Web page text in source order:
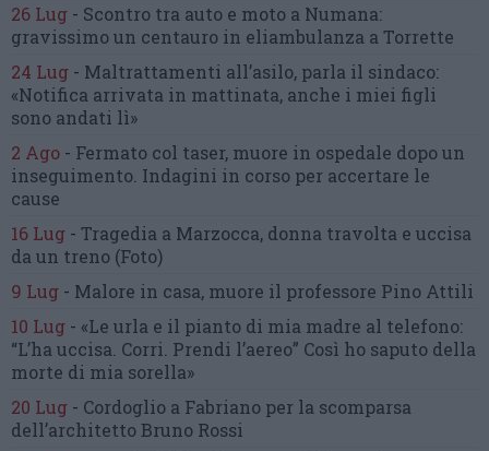
26 Lug - Scontro tra auto e moto a Numana:
gravissimo un centauro in eliambulanza a Torrette
24 Lug - Maltrattamenti all’asilo, parla il sindaco:
«Notifica arrivata in mattinata, anche i miei figli
sono andati lì»
2 Ago - Fermato col taser, muore in ospedale dopo un
inseguimento. Indagini in corso per accertare le
cause
16 Lug - Tragedia a Marzocca, donna travolta e uccisa
da un treno (Foto)
9 Lug - Malore in casa, muore il professore Pino Attili
10 Lug - «Le urla e il pianto di mia madre al telefono:
“L’ha uccisa. Corri. Prendi l’aereo” Così ho saputo della
morte di mia sorella»
20 Lug - Cordoglio a Fabriano per la scomparsa
dell’architetto Bruno Rossi